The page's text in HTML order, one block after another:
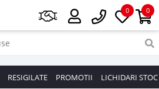
0
0
RESIGILATE PROMOTII LICHIDARI STOC